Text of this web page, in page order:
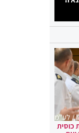
/ לע"מ
כוסית